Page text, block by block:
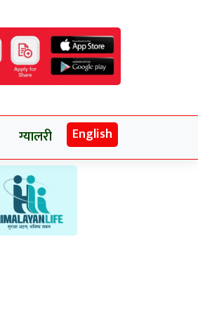
ग्यालरी English